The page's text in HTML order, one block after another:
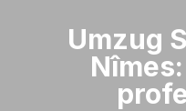
Umzug